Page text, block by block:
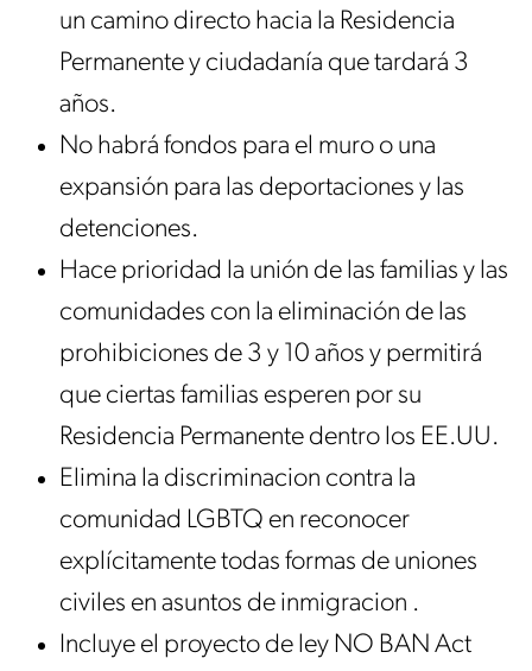
un camino directo hacia la Residencia
Permanente y ciudadanía que tardará 3
años.
No habrá fondos para el muro o una
expansión para las deportaciones y las
detenciones.
Hace prioridad la unión de las familias y las
comunidades con la eliminación de las
prohibiciones de 3 y 10 años y permitirá
que ciertas familias esperen por su
Residencia Permanente dentro los EE.UU.
Elimina la discriminacion contra la
comunidad LGBTQ en reconocer
explícitamente todas formas de uniones
civiles en asuntos de inmigracion .
Incluye el proyecto de ley NO BAN Act